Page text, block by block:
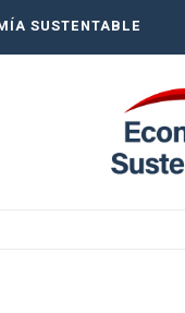
SUSTENTABLE